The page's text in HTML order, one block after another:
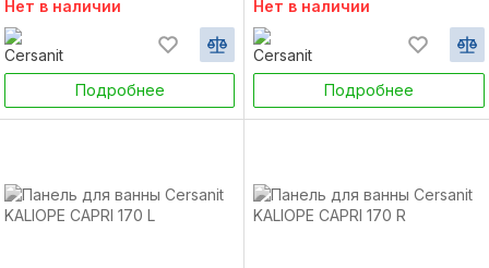
Нет в наличии
Подробнее
Нет в наличии
Подробнее